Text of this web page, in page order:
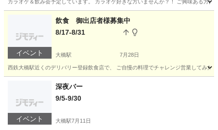
カラオケ＆飲み会予定しています。 カラオケ好きな方いませんか？！ ご興味ある方は
大橋駅 釣り 無料
イベント
飲食 御出店者様募集中
8/17-8/31
大橋駅 7月28日
西鉄大橋駅近くのデリバリー登録飲食店で、 ご自慢の料理でチャレンジ営業してみ
大橋駅
イベント
深夜バー
9/5-9/30
大橋駅7月11日